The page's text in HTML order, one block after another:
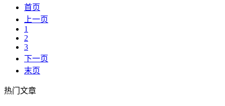
首页
上一页
1
2
3
下一页
末页
热门文章